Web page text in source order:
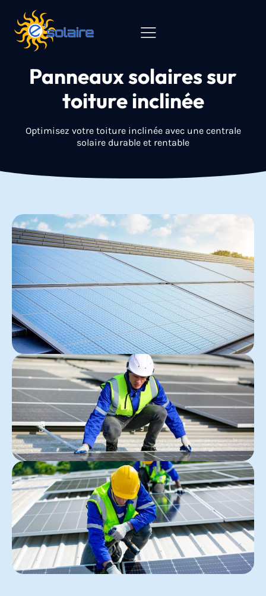
Panneaux solaires sur
toiture inclinée
Optimisez votre toiture inclinée avec une centrale
solaire durable et rentable